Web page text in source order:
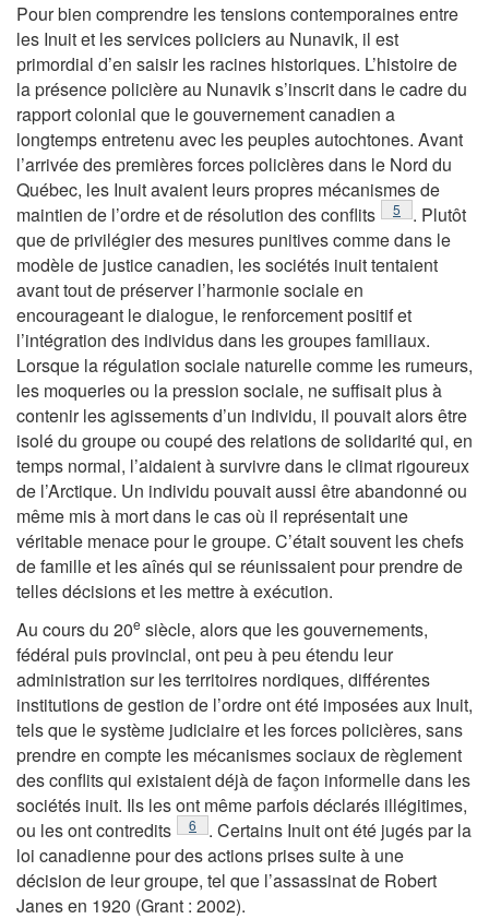
Pour bien comprendre les tensions contemporaines entre
les Inuit et les services policiers au Nunavik, il est
primordial d’en saisir les racines historiques. L’histoire de
la présence policière au Nunavik s’inscrit dans le cadre du
rapport colonial que le gouvernement canadien a
longtemps entretenu avec les peuples autochtones. Avant
l’arrivée des premières forces policières dans le Nord du
Québec, les Inuit avaient leurs propres mécanismes de
maintien de l’ordre et de résolution des conflits
Note de bas de
5
. Plutôt
que de privilégier des mesures punitives comme dans le
modèle de justice canadien, les sociétés inuit tentaient
avant tout de préserver l’harmonie sociale en
encourageant le dialogue, le renforcement positif et
l’intégration des individus dans les groupes familiaux.
Lorsque la régulation sociale naturelle comme les rumeurs,
les moqueries ou la pression sociale, ne suffisait plus à
contenir les agissements d’un individu, il pouvait alors être
isolé du groupe ou coupé des relations de solidarité qui, en
temps normal, l’aidaient à survivre dans le climat rigoureux
de l’Arctique. Un individu pouvait aussi être abandonné ou
même mis à mort dans le cas où il représentait une
véritable menace pour le groupe. C’était souvent les chefs
de famille et les aînés qui se réunissaient pour prendre de
telles décisions et les mettre à exécution.
Au cours du 20e siècle, alors que les gouvernements,
fédéral puis provincial, ont peu à peu étendu leur
administration sur les territoires nordiques, différentes
institutions de gestion de l’ordre ont été imposées aux Inuit,
tels que le système judiciaire et les forces policières, sans
prendre en compte les mécanismes sociaux de règlement
des conflits qui existaient déjà de façon informelle dans les
sociétés inuit. Ils les ont même parfois déclarés illégitimes,
ou les ont contredits
Note de bas de page
6
. Certains Inuit ont été jugés par la
loi canadienne pour des actions prises suite à une
décision de leur groupe, tel que l’assassinat de Robert
Janes en 1920 (Grant : 2002).